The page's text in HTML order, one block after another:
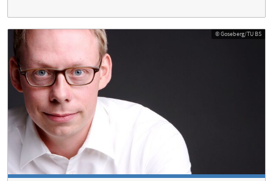
© Goseberg/TU BS